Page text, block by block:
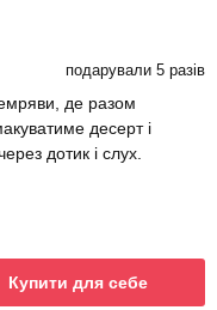
подарували 5 разів
де разом
десерт і
дотик і слух.
Купити для себе